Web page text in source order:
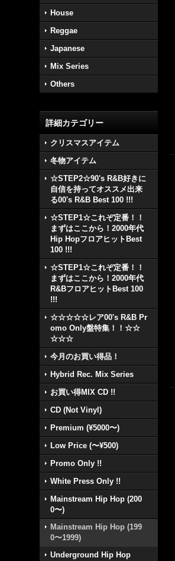
House
Reggae
Japanese
Mix Series
Others
詳細カテゴリー
クリスマスアイテム
冬物アイテム
☆STEP2☆90's R&B好きに
自信を持ってオススメ出来
る00's R&B Best 100 !!!
☆STEP1☆これぞ定番！！
まずはここから！2000年代
Hip HopフロアヒットBest
100 !!!
☆STEP1☆これぞ定番！！
まずはここから！2000年代
R&BフロアヒットBest 100
!!!
☆☆☆☆☆レア00's R&B Pr
omo Only盤特集！！☆☆
☆☆☆
今月のお買い得品！
Hybrid Rec. Mix Series
お買い得MIX CD !!
CD (Not Vinyl)
Premium (¥5000〜)
Low Price (〜¥500)
Promo Only !!
White Press Only !!
Mainstream Hip Hop (200
0〜)
Mainstream Hip Hop (199
0〜1999)
Underground Hip Hop